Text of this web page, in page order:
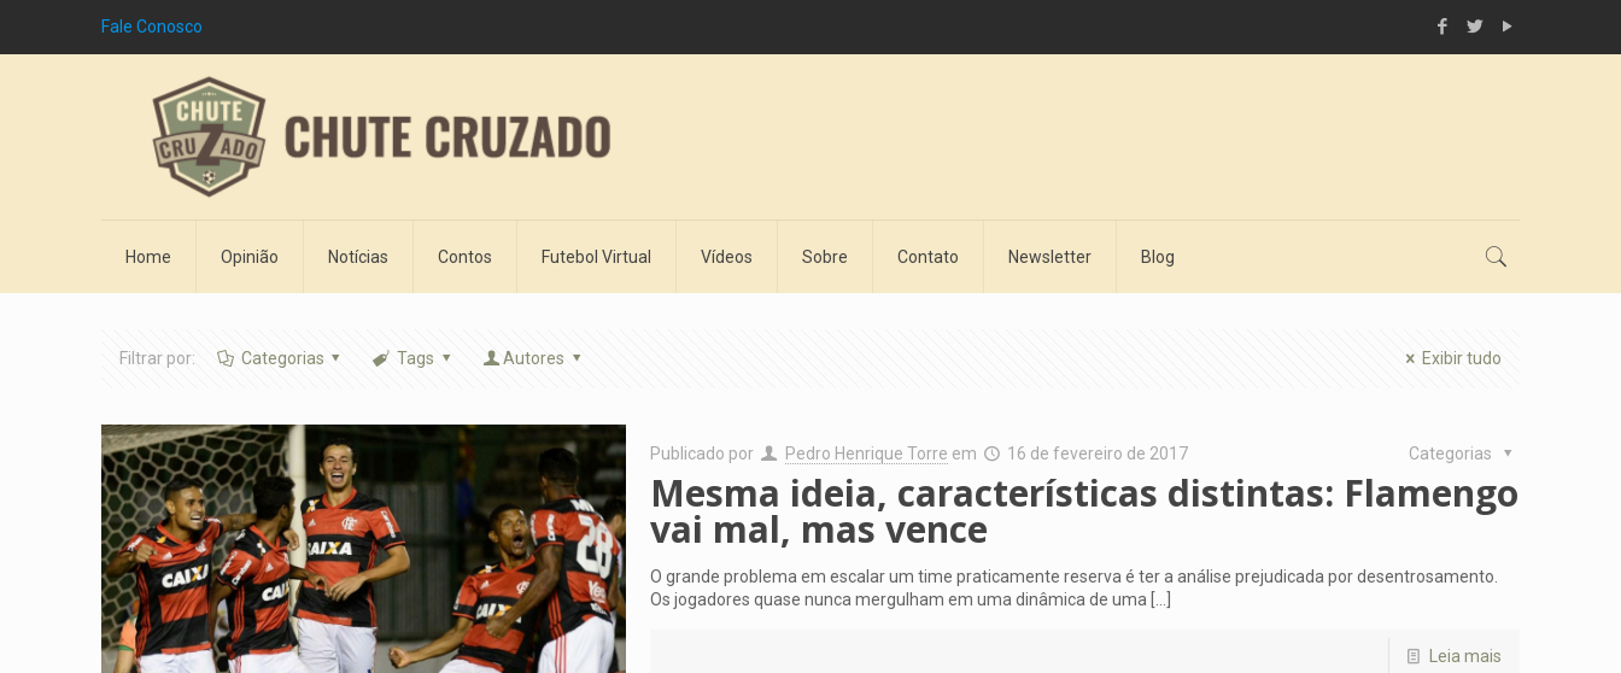
Fale Conosco
Home Opinião Notícias Contos Futebol Virtual Vídeos Sobre Contato Newsletter Blog
Filtrar por: Categorias Tags Autores Exibir tudo
Publicado por Pedro Henrique Torre em 16 de fevereiro de 2017 Categorias
Mesma ideia, características distintas: Flamengo
vai mal, mas vence
O grande problema em escalar um time praticamente reserva é ter a análise prejudicada por desentrosamento.
Os jogadores quase nunca mergulham em uma dinâmica de uma
Leia mais